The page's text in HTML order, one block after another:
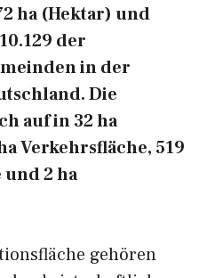
ha (Hektar) und
der
in der
Die
auf in 32 ha
Verkehrsfläche, 519
und 2 ha
gehören